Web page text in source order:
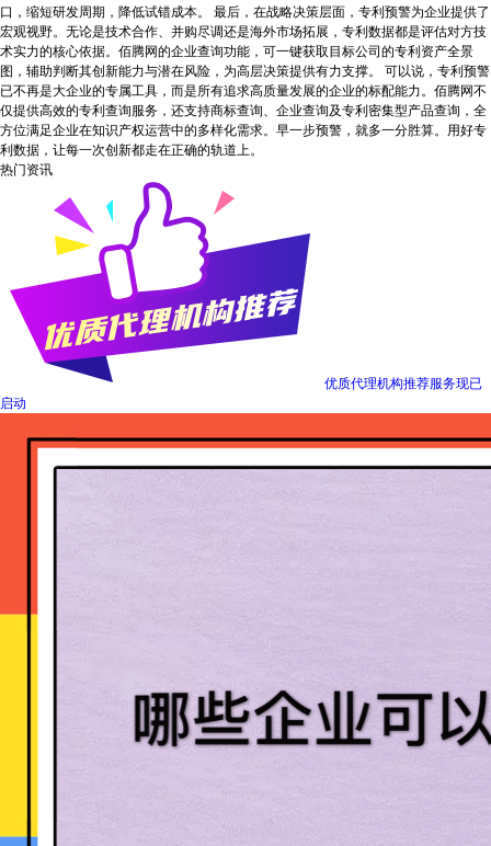
口，缩短研发周期，降低试错成本。 最后，在战略决策层面，专利预警为企业提供了
宏观视野。无论是技术合作、并购尽调还是海外市场拓展，专利数据都是评估对方技
术实力的核心依据。佰腾网的企业查询功能，可一键获取目标公司的专利资产全景
图，辅助判断其创新能力与潜在风险，为高层决策提供有力支撑。 可以说，专利预警
已不再是大企业的专属工具，而是所有追求高质量发展的企业的标配能力。佰腾网不
仅提供高效的专利查询服务，还支持商标查询、企业查询及专利密集型产品查询，全
方位满足企业在知识产权运营中的多样化需求。早一步预警，就多一分胜算。用好专
利数据，让每一次创新都走在正确的轨道上。
热门资讯
优质代理机构推荐服务现已
启动